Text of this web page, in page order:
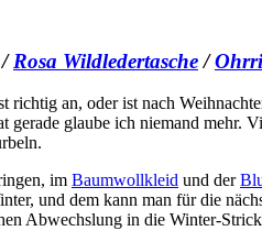
/Rosa Wildledertasche/
an, oder ist nach
glaube ich niemand mehr.
im Baumwollkleid und der
und dem kann man für die
Abwechslung in die Winter-